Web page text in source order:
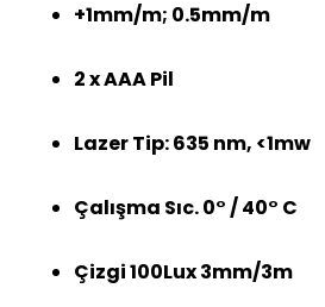
+1mm/m; 0.5mm/m
2 x AAA Pil
Lazer Tip: 635 nm, <1mw
Çalışma Sıc. 0° / 40° C
Çizgi 100Lux 3mm/3m